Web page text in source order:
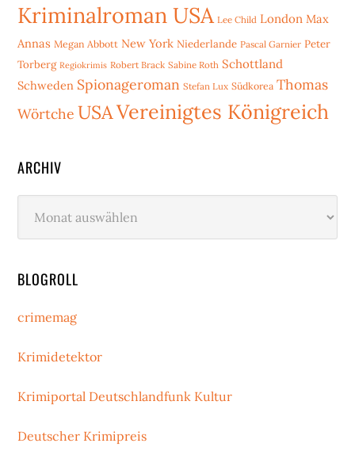
Kriminalroman USA Lee Child London Max
Annas Megan Abbott New York Niederlande Pascal Garnier Peter
Torberg Regiokrimis Robert Brack Sabine Roth Schottland
Schweden Spionageroman Stefan Lux Südkorea Thomas
Wörtche USAVereinigtes Königreich
ARCHIV
BLOGROLL
crimemag
Krimidetektor
Krimiportal Deutschlandfunk Kultur
Deutscher Krimipreis